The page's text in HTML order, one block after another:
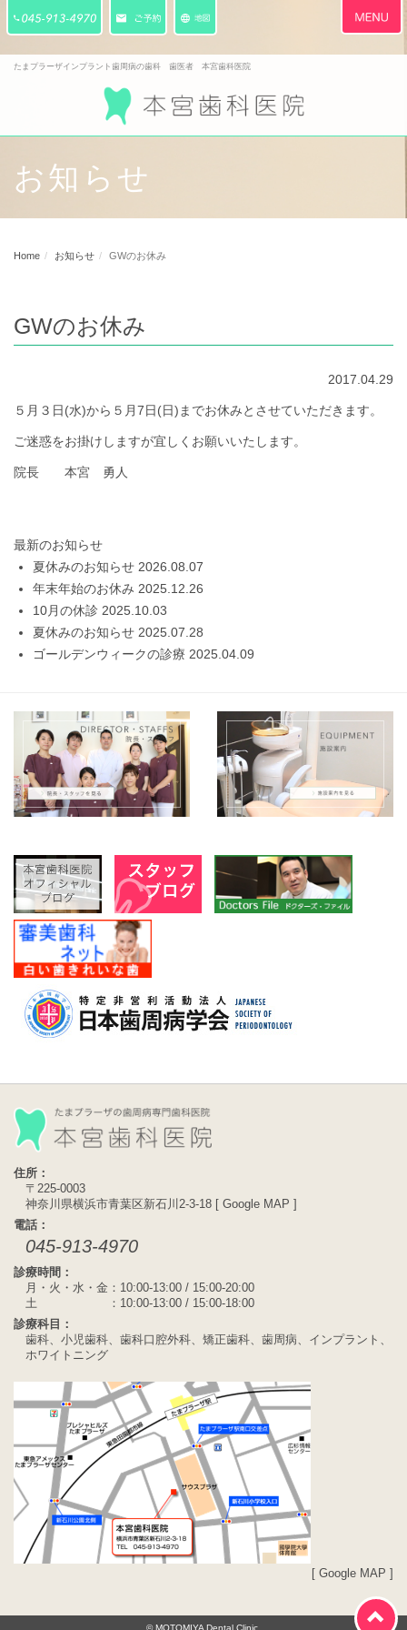
Toggle
たまプラーザインプラント歯周病の歯科 歯医者 本宮歯科医院
お知らせ
Home お知らせ GWのお休み
GWのお休み
2017.04.29
５月３日(水)から５月7日(日)までお休みとさせていただきます。
ご迷惑をお掛けしますが宜しくお願いいたします。
院長 本宮 勇人
最新のお知らせ
夏休みのお知らせ 2026.08.07
年末年始のお休み 2025.12.26
10月の休診 2025.10.03
夏休みのお知らせ 2025.07.28
ゴールデンウィークの診療 2025.04.09
住所：
〒225-0003
神奈川県横浜市青葉区新石川2-3-18 [ Google MAP
電話：
045-913-4970
診療時間：
月・火・水・金：10:00-13:00 / 15:00-20:00
土 ：10:00-13:00 / 15:00-18:00
診療科目：
歯科、小児歯科、歯科口腔外科、矯正歯科、歯周病、インプラント、
ホワイトニング
Google MAP
© MOTOMIYA Dental Clinic.